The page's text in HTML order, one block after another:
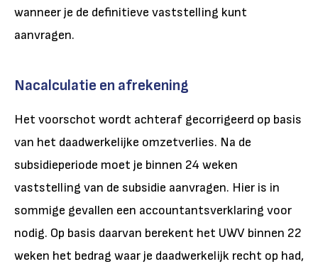
wanneer je de definitieve vaststelling kunt
aanvragen.
Nacalculatie en afrekening
Het voorschot wordt achteraf gecorrigeerd op basis
van het daadwerkelijke omzetverlies. Na de
subsidieperiode moet je binnen 24 weken
vaststelling van de subsidie aanvragen. Hier is in
sommige gevallen een accountantsverklaring voor
nodig. Op basis daarvan berekent het UWV binnen 22
weken het bedrag waar je daadwerkelijk recht op had,